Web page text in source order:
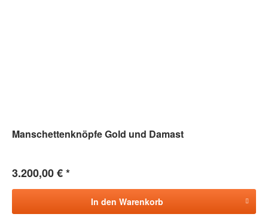
Manschettenknöpfe Gold und Damast
3.200,00 € *
In den Warenkorb